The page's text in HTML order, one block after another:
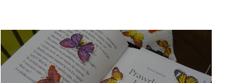
sty
13
2020
Coś
dla
babci,